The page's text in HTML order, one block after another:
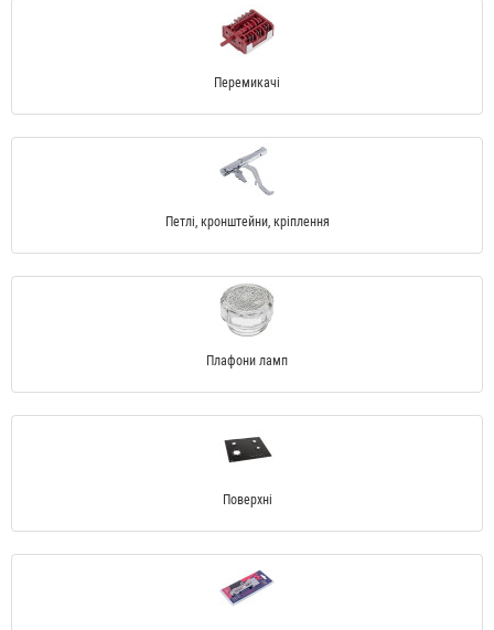
Перемикачі
Петлі, кронштейни, кріплення
Плафони ламп
Поверхні